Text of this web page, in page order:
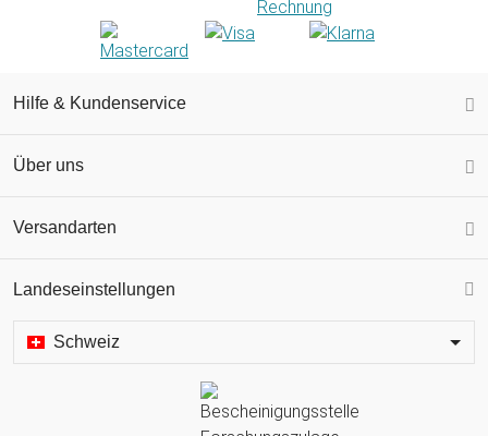
Hilfe & Kundenservice
Über uns
Versandarten
Landeseinstellungen
Schweiz